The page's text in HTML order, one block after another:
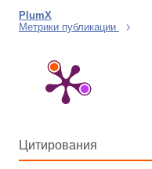
PlumX
Метрики публикации
Цитирования